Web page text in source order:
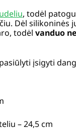
, todėl
Dėl silikoninės
todėl vanduo
įsigyti
– 24,5 cm